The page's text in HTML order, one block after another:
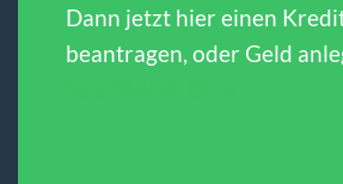
Dann jetzt hier einen
beantragen, oder Geld